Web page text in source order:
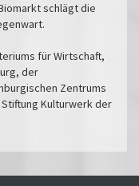
schlägt die
für Wirtschaft,
der
Zentrums
Kulturwerk der